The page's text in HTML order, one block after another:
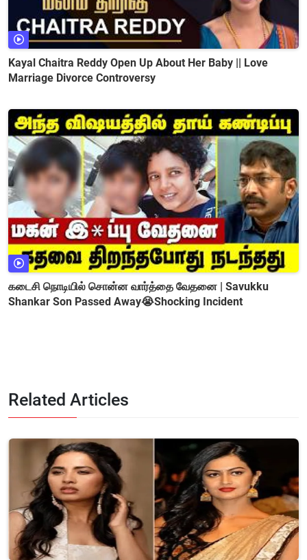
Kayal Chaitra Reddy Open Up About Her Baby || Love
Marriage Divorce Controversy
கடைசி நொடியில் சொன்ன வார்த்தை வேதனை | Savukku
Shankar Son Passed Away😭Shocking Incident
Related Articles